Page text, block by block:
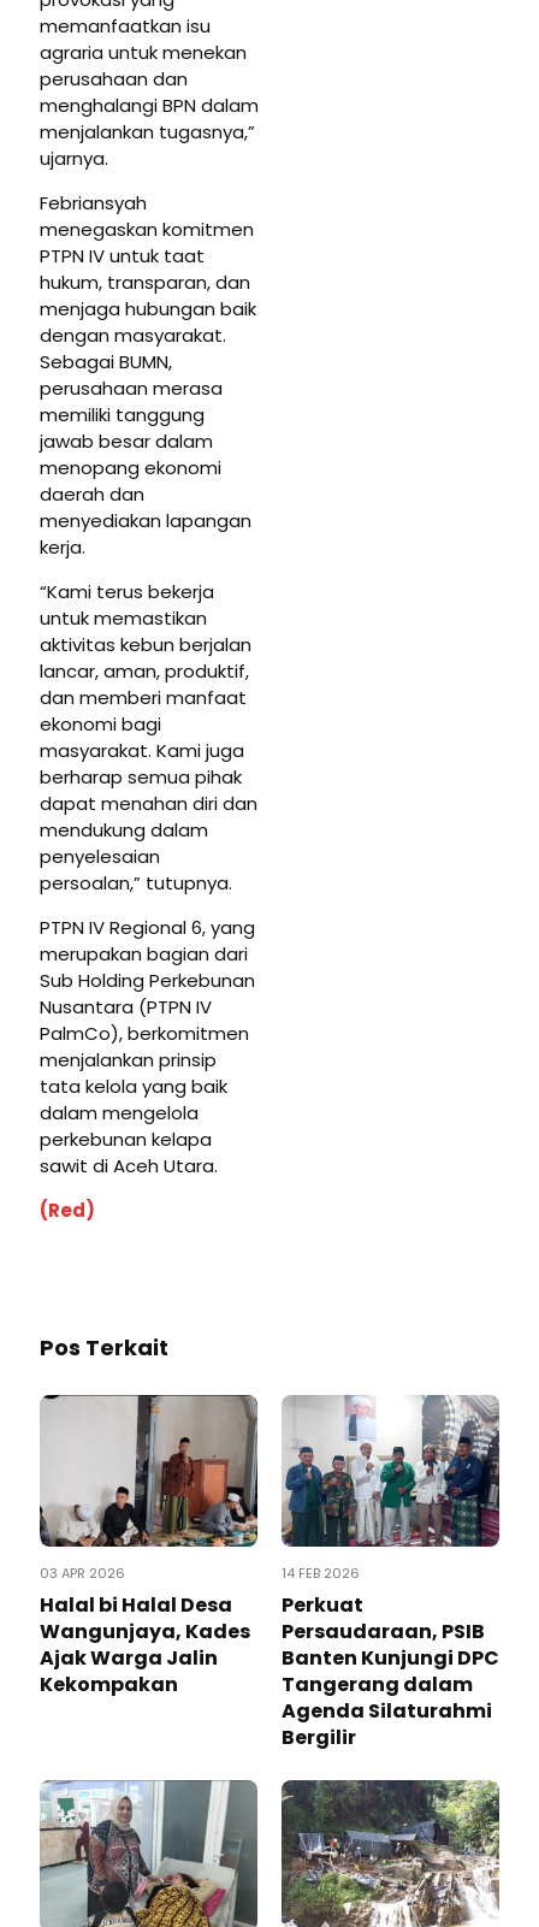
memanfaatkan isu
agraria untuk menekan
perusahaan dan
menghalangi BPN dalam
menjalankan tugasnya,”
ujarnya.
Febriansyah
menegaskan komitmen
PTPN IV untuk taat
hukum, transparan, dan
menjaga hubungan baik
dengan masyarakat.
Sebagai BUMN,
perusahaan merasa
memiliki tanggung
jawab besar dalam
menopang ekonomi
daerah dan
menyediakan lapangan
kerja.
“Kami terus bekerja
untuk memastikan
aktivitas kebun berjalan
lancar, aman, produktif,
dan memberi manfaat
ekonomi bagi
masyarakat. Kami juga
berharap semua pihak
dapat menahan diri dan
mendukung dalam
penyelesaian
persoalan,” tutupnya.
PTPN IV Regional 6, yang
merupakan bagian dari
Sub Holding Perkebunan
Nusantara (PTPN IV
PalmCo), berkomitmen
menjalankan prinsip
tata kelola yang baik
dalam mengelola
perkebunan kelapa
sawit di Aceh Utara.
(Red)
Pos Terkait
03 APR 2026
Halal bi Halal Desa
Wangunjaya, Kades
Ajak Warga Jalin
Kekompakan
14 FEB 2026
Perkuat
Persaudaraan, PSIB
Banten Kunjungi DPC
Tangerang dalam
Agenda Silaturahmi
Bergilir